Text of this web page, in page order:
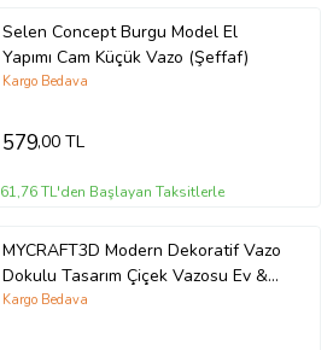
Selen Concept Burgu Model El
Yapımı Cam Küçük Vazo (Şeffaf)
Kargo Bedava
579,00 TL
61,76 TL'den Başlayan Taksitlerle
MYCRAFT3D Modern Dekoratif Vazo
Dokulu Tasarım Çiçek Vazosu Ev &
Ofis Dekoru
Kargo Bedava